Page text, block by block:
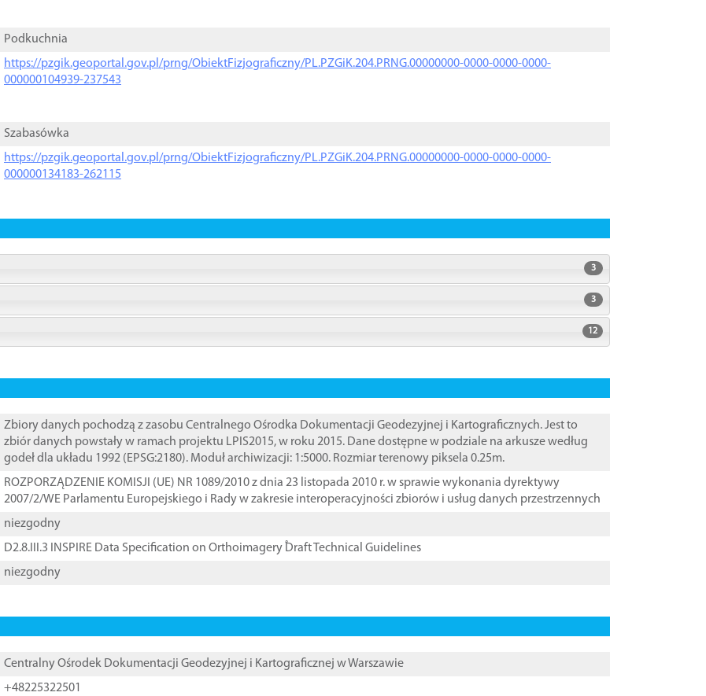
Podkuchnia
https://pzgik.geoportal.gov.pl/prng/ObiektFizjograficzny/PL.PZGiK.204.PRNG.00000000-0000-0000-0000-
000000104939-237543
Szabasówka
https://pzgik.geoportal.gov.pl/prng/ObiektFizjograficzny/PL.PZGiK.204.PRNG.00000000-0000-0000-0000-
000000134183-262115
3
3
12
Zbiory danych pochodzą z zasobu Centralnego Ośrodka Dokumentacji Geodezyjnej i Kartograficznych. Jest to
zbiór danych powstały w ramach projektu LPIS2015, w roku 2015. Dane dostępne w podziale na arkusze według
godeł dla układu 1992 (EPSG:2180). Moduł archiwizacji: 1:5000. Rozmiar terenowy piksela 0.25m.
ROZPORZĄDZENIE KOMISJI (UE) NR 1089/2010 z dnia 23 listopada 2010 r. w sprawie wykonania dyrektywy
2007/2/WE Parlamentu Europejskiego i Rady w zakresie interoperacyjności zbiorów i usług danych przestrzennych
niezgodny
D2.8.III.3 INSPIRE Data Specification on Orthoimagery ֠Draft Technical Guidelines
niezgodny
Centralny Ośrodek Dokumentacji Geodezyjnej i Kartograficznej w Warszawie
+48225322501